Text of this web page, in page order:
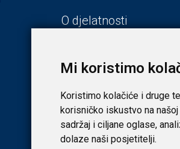
Mi koristimo
Koristimo kolačiće i druge
korisničko iskustvo na
sadržaj i ciljane oglase,
dolaze naši posjetitelji.
O djelatnosti
Zadar